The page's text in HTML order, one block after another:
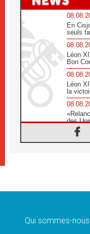
En
seuls
Léon
Bon
Léon
la
des
Signis
Qui sommes-